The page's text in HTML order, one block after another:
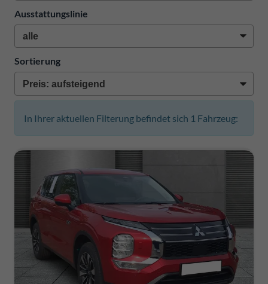
Ausstattungslinie
Sortierung
In Ihrer aktuellen Filterung befindet sich 1 Fahrzeug: